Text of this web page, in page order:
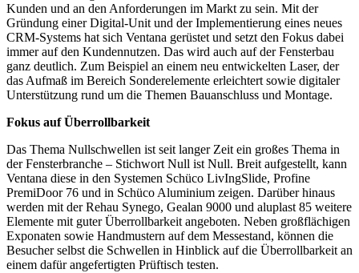
Kunden und an den Anforderungen im Markt zu sein. Mit der
Gründung einer Digital-Unit und der Implementierung eines neues
CRM-Systems hat sich Ventana gerüstet und setzt den Fokus dabei
immer auf den Kundennutzen. Das wird auch auf der Fensterbau
ganz deutlich. Zum Beispiel an einem neu entwickelten Laser, der
das Aufmaß im Bereich Sonderelemente erleichtert sowie digitaler
Unterstützung rund um die Themen Bauanschluss und Montage.
Fokus auf Überrollbarkeit
Das Thema Nullschwellen ist seit langer Zeit ein großes Thema in
der Fensterbranche – Stichwort Null ist Null. Breit aufgestellt, kann
Ventana diese in den Systemen Schüco LivIngSlide, Profine
PremiDoor 76 und in Schüco Aluminium zeigen. Darüber hinaus
werden mit der Rehau Synego, Gealan 9000 und aluplast 85 weitere
Elemente mit guter Überrollbarkeit angeboten. Neben großflächigen
Exponaten sowie Handmustern auf dem Messestand, können die
Besucher selbst die Schwellen in Hinblick auf die Überrollbarkeit an
einem dafür angefertigten Prüftisch testen.